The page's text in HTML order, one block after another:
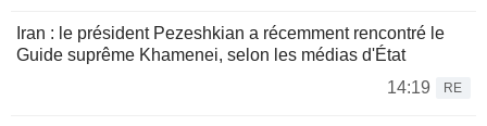
Iran : le président Pezeshkian a récemment rencontré le
Guide suprême Khamenei, selon les médias d'État
14:19
RE